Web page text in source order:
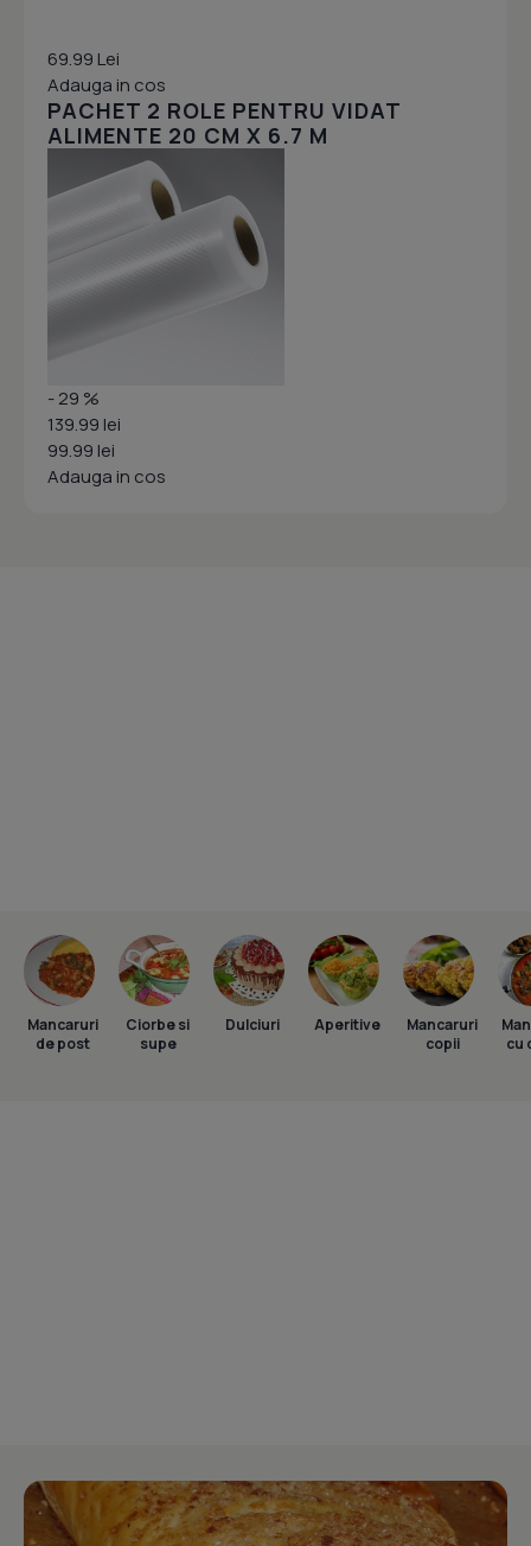
69.99 Lei
Adauga in cos
PACHET 2 ROLE PENTRU VIDAT
ALIMENTE 20 CM X 6.7 M
- 29 %
139.99 lei
99.99 lei
Adauga in cos
Mancaruri
de post
Ciorbe si
supe
Dulciuri Aperitive
Mancaruri
copii
cu